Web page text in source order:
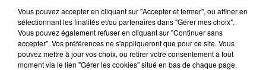
Vous pouvez accepter en cliquant sur "Accepter et fermer", ou affiner en
sélectionnant les finalités et/ou partenaires dans "Gérer mes choix".
Vous pouvez également refuser en cliquant sur "Continuer sans
accepter". Vos préférences ne s'appliqueront que pour ce site. Vous
pouvez mettre à jour vos choix, ou retirer votre consentement à tout
moment via le lien "Gérer les cookies" situé en bas de chaque page.